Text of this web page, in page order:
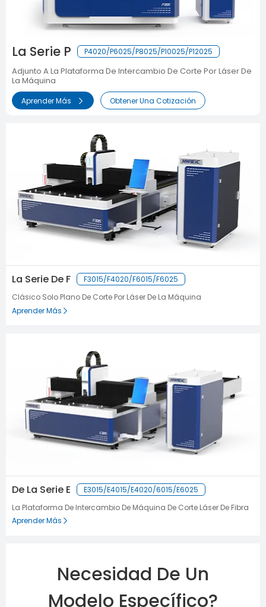
La Serie P P4020/P6025/P8025/P10025/P12025
Adjunto A La Plataforma De Intercambio De Corte Por Láser De
La Máquina
Aprender Más Obtener Una Cotización
La Serie De F
F3015/F4020/F6015/F6025
Clásico Solo Plano De Corte Por Láser De La Máquina
Aprender Más
De La Serie E
E3015/E4015/E4020/6015/E6025
La Plataforma De Intercambio De Máquina De Corte Láser De Fibra
Aprender Más
Necesidad De Un
Modelo Específico?